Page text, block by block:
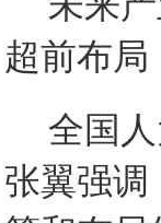
超前布
全国
张翼强